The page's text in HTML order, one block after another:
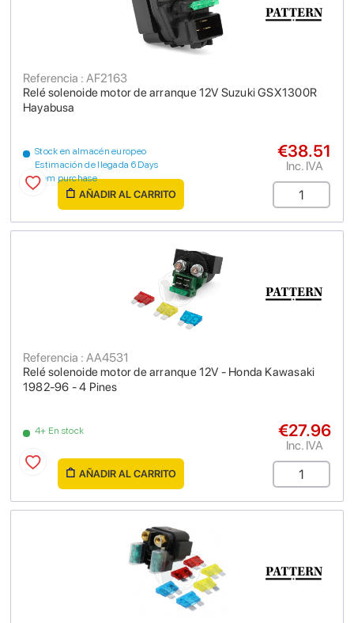
Relé solenoide motor de arranque 12V Suzuki GSX1300R
Hayabusa
Referencia : AF2163
Stock en almacén europeo
Estimación de llegada 6 Days
from purchase
€38.51
Inc. IVA
AÑADIR AL CARRITO
Relé solenoide motor de arranque 12V - Honda Kawasaki
1982-96 - 4 Pines
Referencia : AA4531
4+ En stock €27.96
Inc. IVA
AÑADIR AL CARRITO